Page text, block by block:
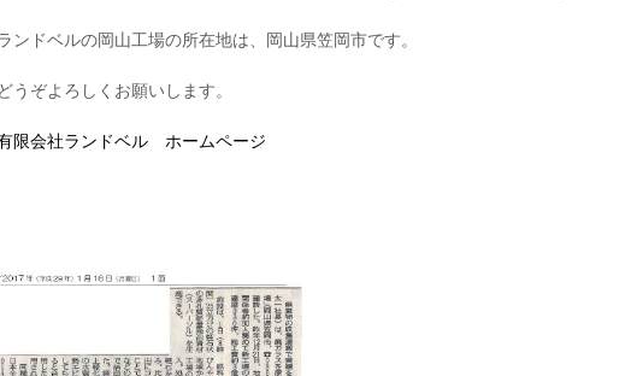
ンドベルの岡山工場の所在地は、岡山県笠岡市です。
うぞよろしくお願いします。
限会社ランドベル ホームページ